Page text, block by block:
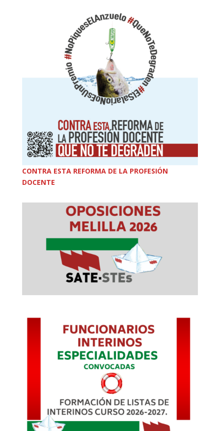
CONTRA ESTA REFORMA DE LA PROFESIÓN
DOCENTE